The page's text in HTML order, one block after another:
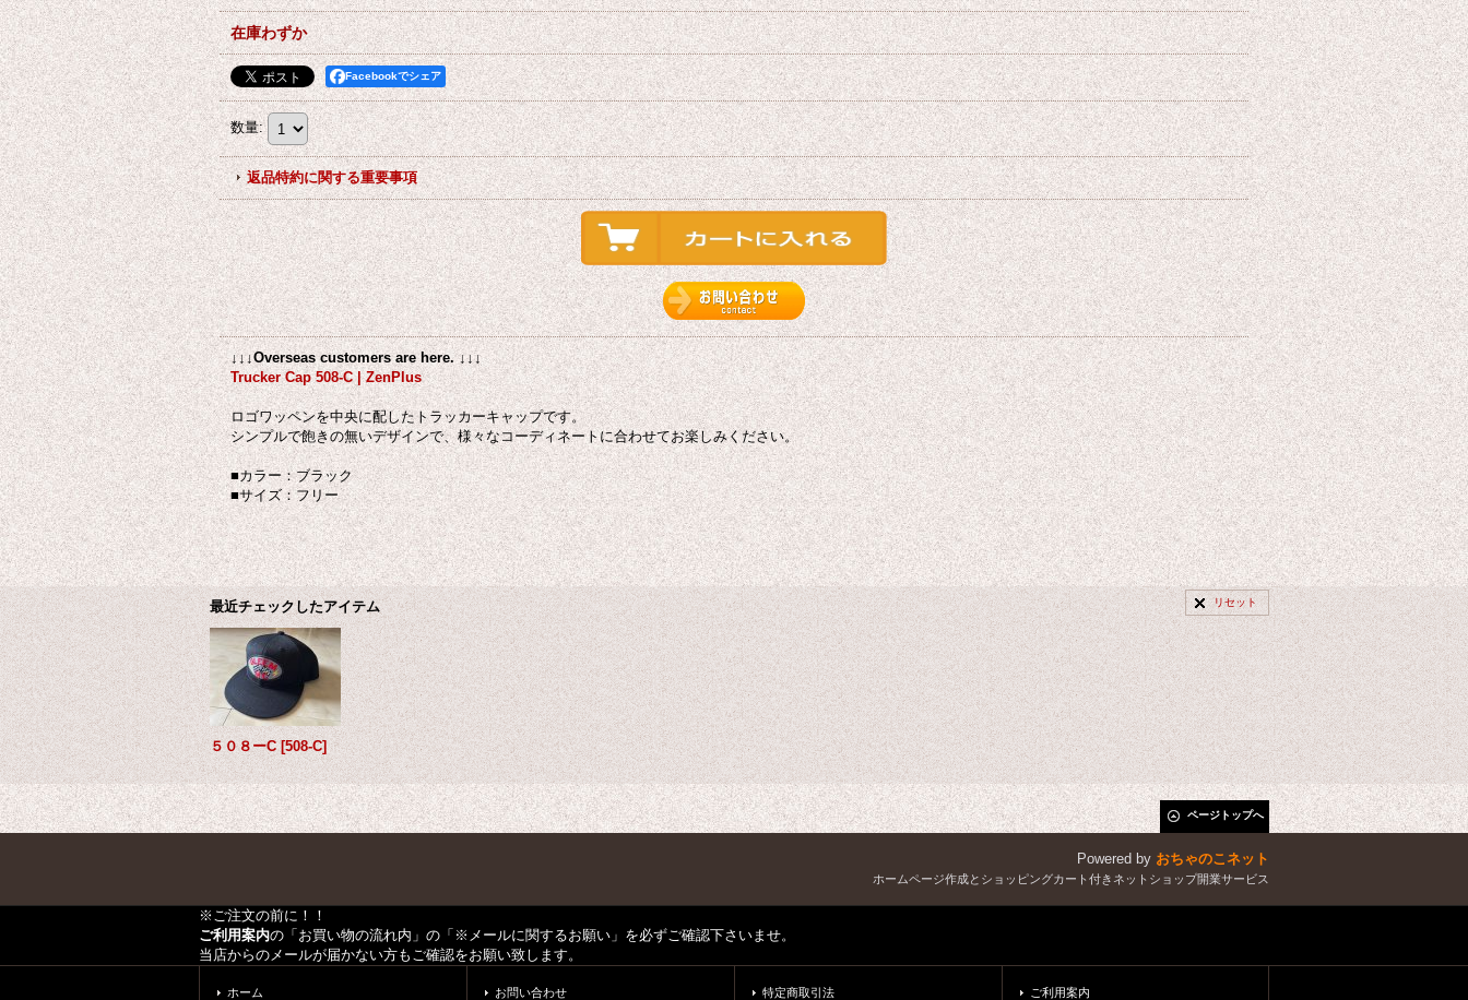
在庫わずか
Facebookでシェア
数量:
返品特約に関する重要事項
↓↓↓Overseas customers are here. ↓↓↓
Trucker Cap 508-C | ZenPlus
ロゴワッペンを中央に配したトラッカーキャップです。
シンプルで飽きの無いデザインで、様々なコーディネートに合わせてお楽しみください。
■カラー：ブラック
■サイズ：フリー
最近チェックしたアイテム リセット
５０８ーC [508-C]
ページトップへ
Powered by おちゃのこネット
ホームページ作成とショッピングカート付きネットショップ開業サービス
※ご注文の前に！！
ご利用案内の「お買い物の流れ内」の「※メールに関するお願い」を必ずご確認下さいませ。
当店からのメールが届かない方もご確認をお願い致します。
ホーム お問い合わせ 特定商取引法 ご利用案内